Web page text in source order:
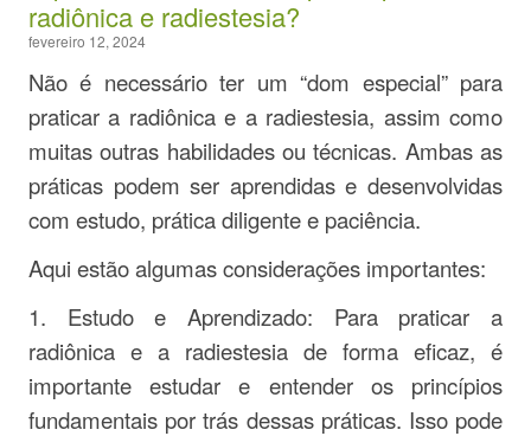
radiônica e radiestesia?
fevereiro 12, 2024
Não é necessário ter um “dom especial” para
praticar a radiônica e a radiestesia, assim como
muitas outras habilidades ou técnicas. Ambas as
práticas podem ser aprendidas e desenvolvidas
com estudo, prática diligente e paciência.
Aqui estão algumas considerações importantes:
1. Estudo e Aprendizado: Para praticar a
radiônica e a radiestesia de forma eficaz, é
importante estudar e entender os princípios
fundamentais por trás dessas práticas. Isso pode